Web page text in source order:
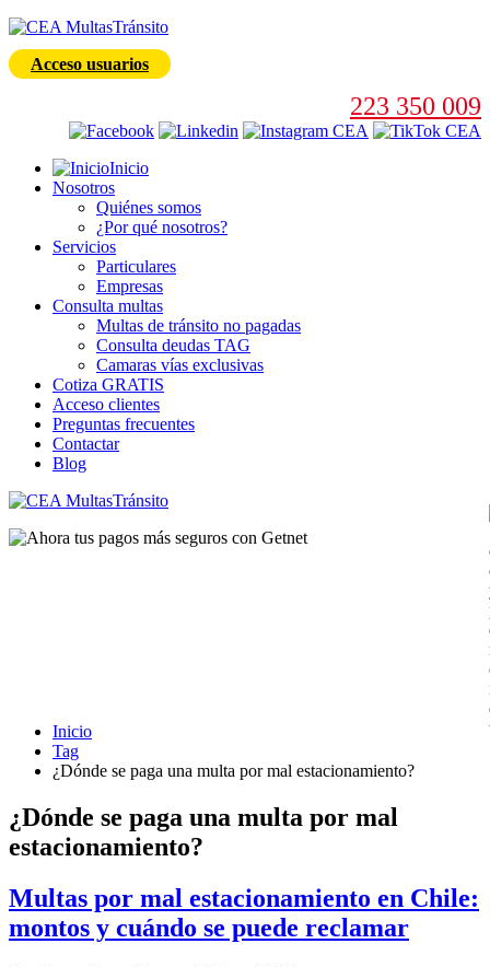
Acceso usuarios
223 350 009
Inicio
Nosotros
Quiénes somos
¿Por qué nosotros?
Servicios
Particulares
Empresas
Consulta multas
Multas de tránsito no pagadas
Consulta deudas TAG
Camaras vías exclusivas
Cotiza GRATIS
Acceso clientes
Preguntas frecuentes
Contactar
Blog
Inicio
Tag
¿Dónde se paga una multa por mal estacionamiento?
¿Dónde se paga una multa por mal
estacionamiento?
Multas por mal estacionamiento en Chile:
montos y cuándo se puede reclamar